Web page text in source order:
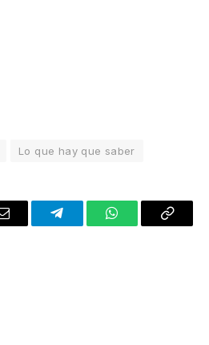
Lo que hay que saber
Email TelegramWhatsAppCopy